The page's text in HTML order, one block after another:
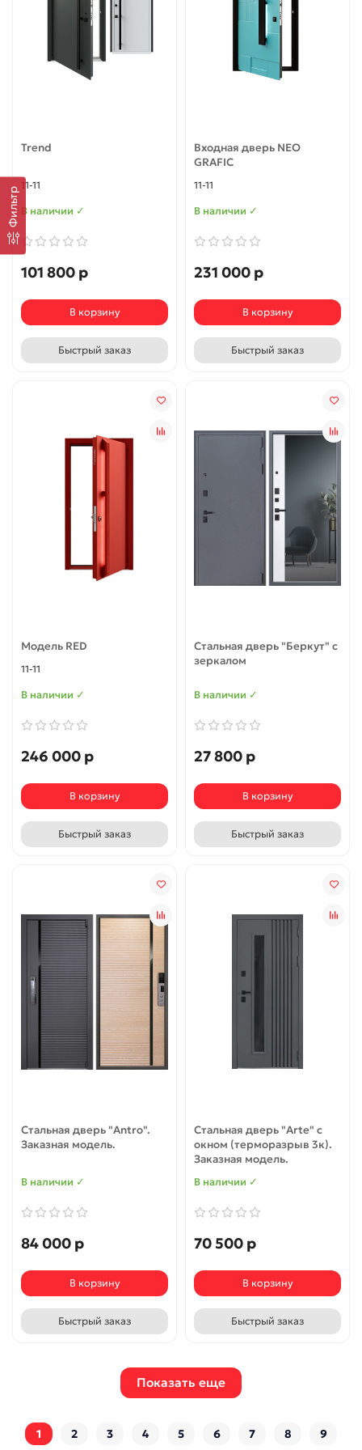
Фильтр
Trend
11-11
В наличии ✓
101 800 р
В корзину
Быстрый заказ
Входная дверь NEO
GRAFIC
11-11
В наличии ✓
231 000 р
В корзину
Быстрый заказ
Модель RED
11-11
В наличии ✓
246 000 р
В корзину
Быстрый заказ
Стальная дверь "Беркут" с
зеркалом
В наличии ✓
27 800 р
В корзину
Быстрый заказ
Стальная дверь "Antro".
Заказная модель.
В наличии ✓
84 000 р
В корзину
Быстрый заказ
Стальная дверь "Arte" с
окном (терморазрыв 3к).
Заказная модель.
В наличии ✓
70 500 р
В корзину
Быстрый заказ
Показать еще
1 2 3 4 5 6 7 8 9